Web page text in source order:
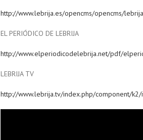
http://www.lebrija.es/opencms/opencms/
EL PERIÓDICO DE LEBRIJA
http://www.elperiodicodelebrija.net/pdf/
LEBRIJA TV
http://www.lebrija.tv/index.php/component/